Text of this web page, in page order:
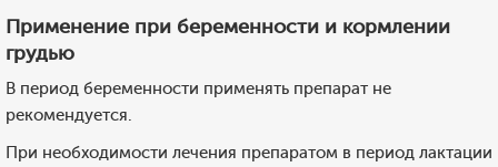
Применение при беременности и кормлении
грудью
В период беременности применять препарат не
рекомендуется.
При необходимости лечения препаратом в период лактации